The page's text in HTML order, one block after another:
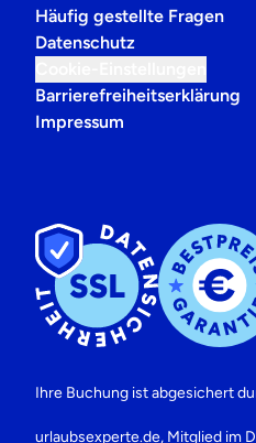
Häufig gestellte Fragen
Datenschutz
Barrierefreiheitserklärung
Impressum
Ihre Buchung ist abgesichert
urlaubsexperte.de, Mitglied im